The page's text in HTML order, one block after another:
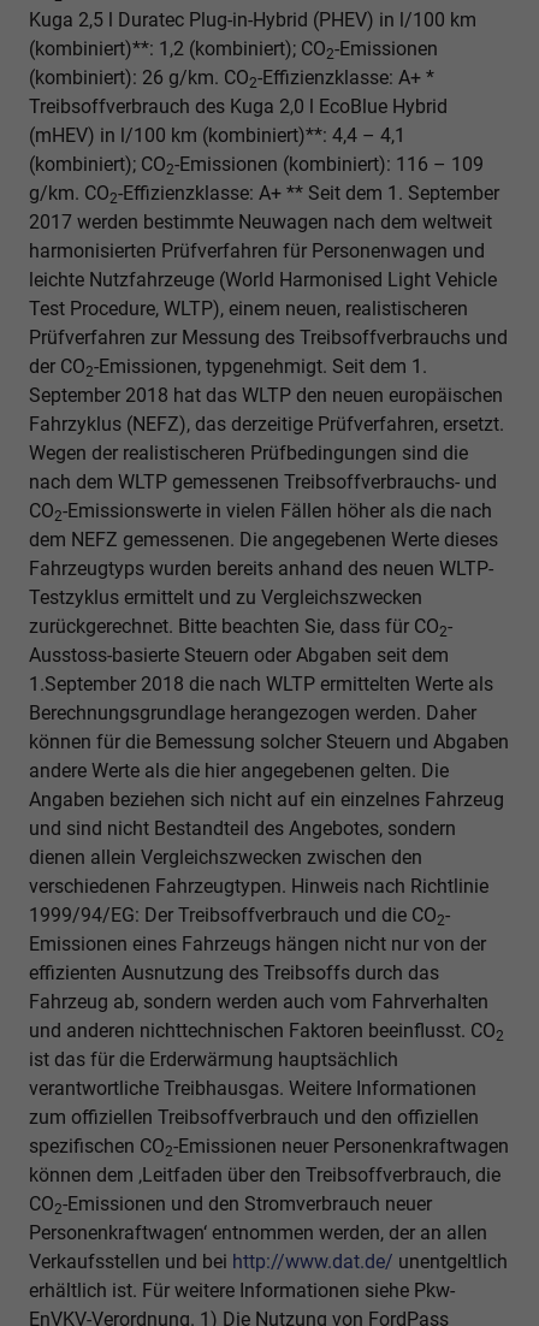
Kuga 2,5 l Duratec Plug-in-Hybrid (PHEV) in l/100 km
(kombiniert)**: 1,2 (kombiniert); CO2-Emissionen
(kombiniert): 26 g/km. CO2-Effizienzklasse: A+ *
Treibsoffverbrauch des Kuga 2,0 l EcoBlue Hybrid
(mHEV) in l/100 km (kombiniert)**: 4,4 – 4,1
(kombiniert); CO2-Emissionen (kombiniert): 116 – 109
g/km. CO2-Effizienzklasse: A+ ** Seit dem 1. September
2017 werden bestimmte Neuwagen nach dem weltweit
harmonisierten Prüfverfahren für Personenwagen und
leichte Nutzfahrzeuge (World Harmonised Light Vehicle
Test Procedure, WLTP), einem neuen, realistischeren
Prüfverfahren zur Messung des Treibsoffverbrauchs und
der CO2-Emissionen, typgenehmigt. Seit dem 1.
September 2018 hat das WLTP den neuen europäischen
Fahrzyklus (NEFZ), das derzeitige Prüfverfahren, ersetzt.
Wegen der realistischeren Prüfbedingungen sind die
nach dem WLTP gemessenen Treibsoffverbrauchs- und
CO2-Emissionswerte in vielen Fällen höher als die nach
dem NEFZ gemessenen. Die angegebenen Werte dieses
Fahrzeugtyps wurden bereits anhand des neuen WLTP-
Testzyklus ermittelt und zu Vergleichszwecken
zurückgerechnet. Bitte beachten Sie, dass für CO2-
Ausstoss-basierte Steuern oder Abgaben seit dem
1.September 2018 die nach WLTP ermittelten Werte als
Berechnungsgrundlage herangezogen werden. Daher
können für die Bemessung solcher Steuern und Abgaben
andere Werte als die hier angegebenen gelten. Die
Angaben beziehen sich nicht auf ein einzelnes Fahrzeug
und sind nicht Bestandteil des Angebotes, sondern
dienen allein Vergleichszwecken zwischen den
verschiedenen Fahrzeugtypen. Hinweis nach Richtlinie
1999/94/EG: Der Treibsoffverbrauch und die CO2-
Emissionen eines Fahrzeugs hängen nicht nur von der
effizienten Ausnutzung des Treibsoffs durch das
Fahrzeug ab, sondern werden auch vom Fahrverhalten
und anderen nichttechnischen Faktoren beeinflusst. CO2
ist das für die Erderwärmung hauptsächlich
verantwortliche Treibhausgas. Weitere Informationen
zum offiziellen Treibsoffverbrauch und den offiziellen
spezifischen CO2-Emissionen neuer Personenkraftwagen
können dem ‚Leitfaden über den Treibsoffverbrauch, die
CO2-Emissionen und den Stromverbrauch neuer
Personenkraftwagen‘ entnommen werden, der an allen
Verkaufsstellen und bei http://www.dat.de/ unentgeltlich
erhältlich ist. Für weitere Informationen siehe Pkw-
EnVKV-Verordnung. 1) Die Nutzung von FordPass